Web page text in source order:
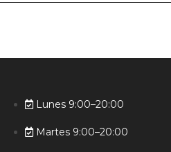
Lunes 9:00–20:00
Martes 9:00–20:00